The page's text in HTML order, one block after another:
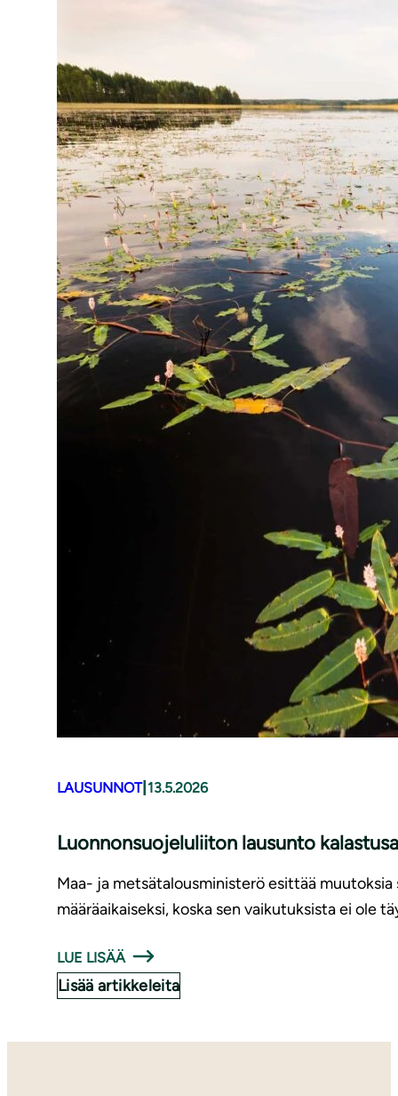
LAUSUNNOT| 13.5.2026
Luonnonsuojeluliiton lausunto
Maa- ja metsätalousministerö esittää
määräaikaiseksi, koska sen vaikutuksista ei ole
LUE LISÄÄ
Lisää artikkeleita